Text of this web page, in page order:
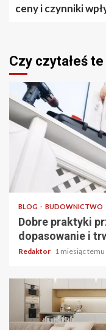
ceny i czynniki
Czy czytałeś
4 min odczytu
BLOG BUDOWNICTWO
Dobre praktyki
dopasowanie i
Redaktor 1 miesiąc temu